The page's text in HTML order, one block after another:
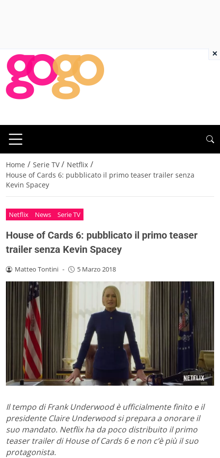
Home / Serie TV / Netflix /
House of Cards 6: pubblicato il primo teaser trailer senza
Kevin Spacey
Netflix News Serie TV
House of Cards 6: pubblicato il primo teaser
trailer senza Kevin Spacey
Matteo Tontini - 5 Marzo 2018
Il tempo di Frank Underwood è ufficialmente finito e il
presidente Claire Underwood si prepara a onorare il
suo mandato. Netflix ha da poco distribuito il primo
teaser trailer di House of Cards 6 e non c’è più il suo
protagonista.
×